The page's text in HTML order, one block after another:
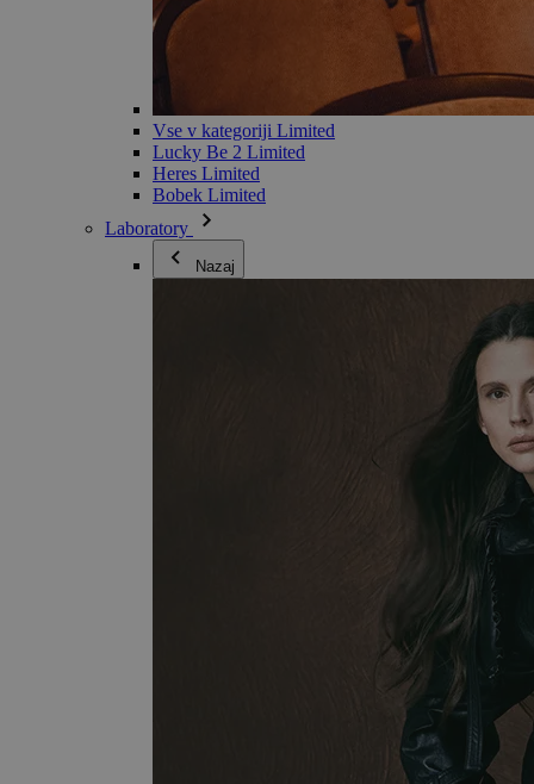
Vse v kategoriji Limited
Lucky Be 2 Limited
Heres Limited
Bobek Limited
Laboratory
Nazaj